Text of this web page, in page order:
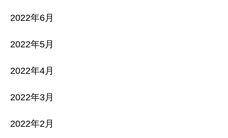
2022年6月
2022年5月
2022年4月
2022年3月
2022年2月